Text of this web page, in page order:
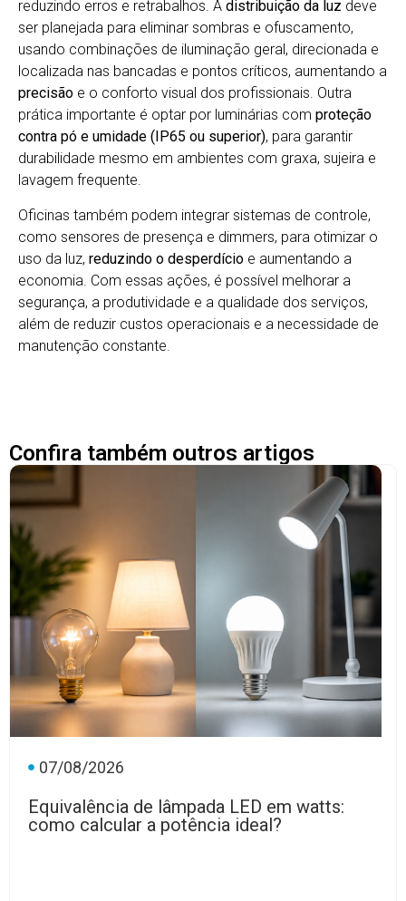
reduzindo erros e retrabalhos. A distribuição da luz deve
ser planejada para eliminar sombras e ofuscamento,
usando combinações de iluminação geral, direcionada e
localizada nas bancadas e pontos críticos, aumentando a
precisão e o conforto visual dos profissionais. Outra
prática importante é optar por luminárias com proteção
contra pó e umidade (IP65 ou superior), para garantir
durabilidade mesmo em ambientes com graxa, sujeira e
lavagem frequente.
Oficinas também podem integrar sistemas de controle,
como sensores de presença e dimmers, para otimizar o
uso da luz, reduzindo o desperdício e aumentando a
economia. Com essas ações, é possível melhorar a
segurança, a produtividade e a qualidade dos serviços,
além de reduzir custos operacionais e a necessidade de
manutenção constante.
Confira também outros artigos
07/08/2026
Equivalência de lâmpada LED em watts:
como calcular a potência ideal?